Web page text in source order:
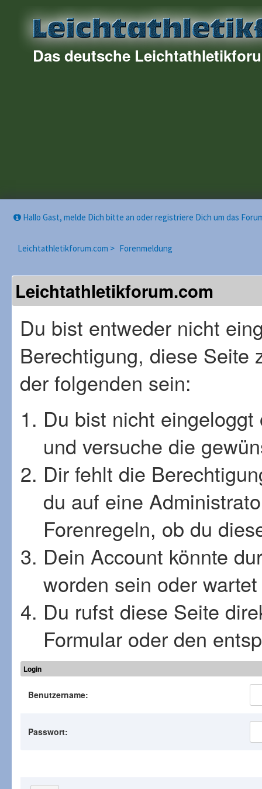
Das deutsche
Hallo Gast, melde Dich bitte an oder registriere Dich um das
Leichtathletikforum.com > Forenmeldung
Leichtathletikforum.com
Du bist entweder nicht
Berechtigung, diese Seite
der folgenden sein:
Du bist nicht
und versuche die
Dir fehlt die
du auf eine
Forenregeln, ob du
Dein Account könnte
worden sein oder
Du rufst diese Seite
Formular oder den
Login
Benutzername:
Passwort: